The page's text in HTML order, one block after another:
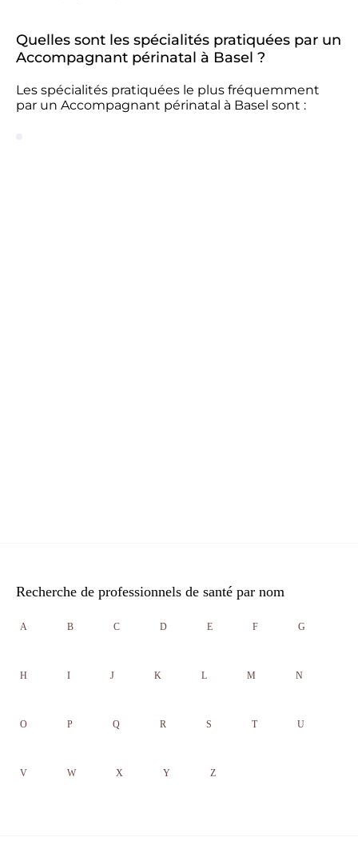
Quelles sont les spécialités pratiquées par un
Accompagnant périnatal à Basel ?
Les spécialités pratiquées le plus fréquemment
par un Accompagnant périnatal à Basel sont :
Recherche de professionnels de santé par nom
A B C D E F G
H I J K L M N
O P Q R S T U
V W X Y Z